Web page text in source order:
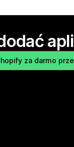
za darmo